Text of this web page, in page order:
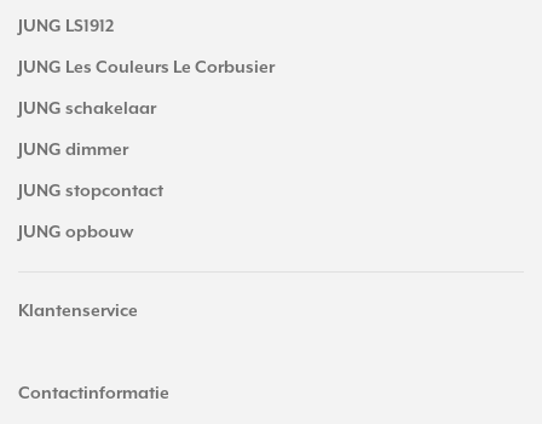
JUNG LS1912
JUNG Les Couleurs Le Corbusier
JUNG schakelaar
JUNG dimmer
JUNG stopcontact
JUNG opbouw
Klantenservice
Contactinformatie